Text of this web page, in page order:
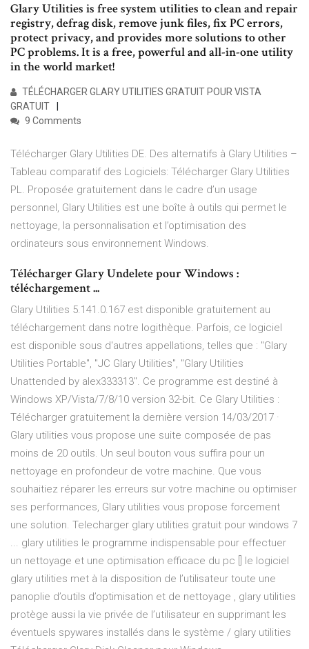
Glary Utilities is free system utilities to clean and repair
registry, defrag disk, remove junk files, fix PC errors,
protect privacy, and provides more solutions to other
PC problems. It is a free, powerful and all-in-one utility
in the world market!
TÉLÉCHARGER GLARY UTILITIES GRATUIT POUR VISTA
GRATUIT
9 Comments
Télécharger Glary Utilities DE. Des alternatifs à Glary Utilities –
Tableau comparatif des Logiciels: Télécharger Glary Utilities
PL. Proposée gratuitement dans le cadre d’un usage
personnel, Glary Utilities est une boîte à outils qui permet le
nettoyage, la personnalisation et l’optimisation des
ordinateurs sous environnement Windows.
Télécharger Glary Undelete pour Windows :
téléchargement ...
Glary Utilities 5.141.0.167 est disponible gratuitement au
téléchargement dans notre logithèque. Parfois, ce logiciel
est disponible sous d'autres appellations, telles que : "Glary
Utilities Portable", "JC Glary Utilities", "Glary Utilities
Unattended by alex333313". Ce programme est destiné à
Windows XP/Vista/7/8/10 version 32-bit. Ce Glary Utilities :
Télécharger gratuitement la dernière version 14/03/2017 ·
Glary utilities vous propose une suite composée de pas
moins de 20 outils. Un seul bouton vous suffira pour un
nettoyage en profondeur de votre machine. Que vous
souhaitiez réparer les erreurs sur votre machine ou optimiser
ses performances, Glary utilities vous propose forcement
une solution. Telecharger glary utilities gratuit pour windows 7
... glary utilities le programme indispensable pour effectuer
un nettoyage et une optimisation efficace du pc [] le logiciel
glary utilities met à la disposition de l’utilisateur toute une
panoplie d’outils d’optimisation et de nettoyage , glary utilities
protège aussi la vie privée de l’utilisateur en supprimant les
éventuels spywares installés dans le système / glary utilities